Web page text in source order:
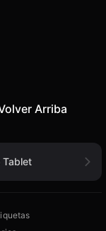
Arriba
Tablet